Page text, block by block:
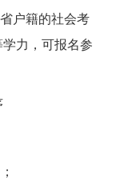
户籍的社会考
力，可报名参